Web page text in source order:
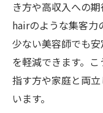
き方や高収入への
hairのような集客力
少ない美容師でも
を軽減できます。
指す方や家庭と両
います。